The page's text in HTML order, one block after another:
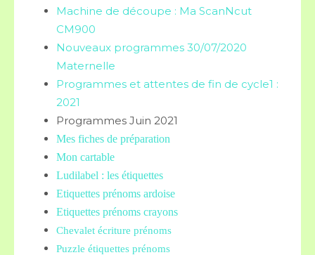
Machine de découpe : Ma ScanNcut
CM900
Nouveaux programmes 30/07/2020
Maternelle
Programmes et attentes de fin de cycle1 :
2021
Programmes Juin 2021
Mes fiches de préparation
Mon cartable
Ludilabel : les étiquettes
Etiquettes prénoms ardoise
Etiquettes prénoms crayons
Chevalet écriture prénoms
Puzzle étiquettes prénoms